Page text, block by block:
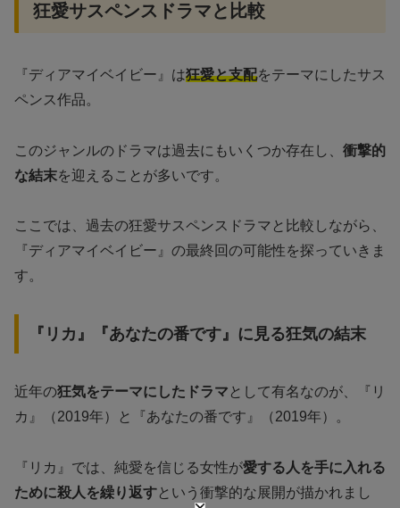
狂愛サスペンスドラマと比較
『ディアマイベイビー』は狂愛と支配をテーマにしたサス
ペンス作品。
このジャンルのドラマは過去にもいくつか存在し、 衝撃的
な結末を迎えることが多いです。
ここでは、過去の狂愛サスペンスドラマと比較しながら、
『ディアマイベイビー』の最終回の可能性を探っていきま
す。
『リカ』『あなたの番です』に見る狂気の結末
近年の狂気をテーマにしたドラマ として有名なのが、『リ
カ』（2019年）と『あなたの番です』（2019年）。
『リカ』では、純愛を信じる女性が愛する人を手に入れる
ために殺人を繰り返すという衝撃的な展開が描かれまし